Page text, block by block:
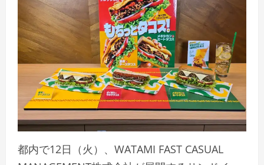
都内で12日（火）、WATAMI FAST CASUAL